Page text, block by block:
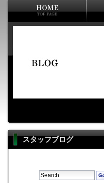
スタッフブログ